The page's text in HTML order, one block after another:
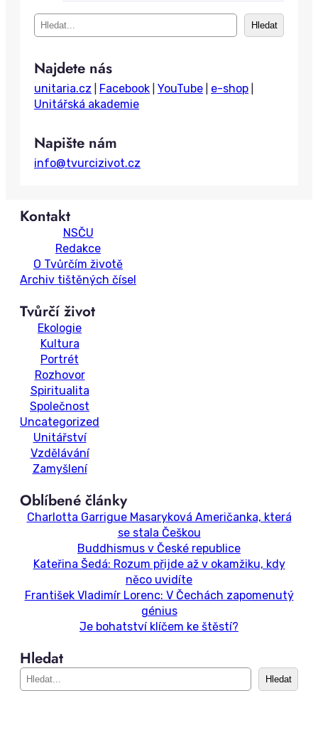
S
e
r
c
h
Hledat
Najdete nás
unitaria.cz Facebook YouTube e-shop
Unitářská akademie
Napište nám
info@tvurcizivot.cz
Kontakt
NSČU
Redakce
O Tvůrčím životě
Archiv tištěných čísel
Tvůrčí život
Ekologie
Kultura
Portrét
Rozhovor
Spiritualita
Společnost
Uncategorized
Unitářství
Vzdělávání
Zamyšlení
Oblíbené články
Charlotta Garrigue Masaryková Američanka, která
se stala Češkou
Buddhismus v České republice
Kateřina Šedá: Rozum přijde až v okamžiku, kdy
něco uvidíte
František Vladimír Lorenc: V Čechách zapomenutý
génius
Je bohatství klíčem ke štěstí?
Hledat
e
Hledat